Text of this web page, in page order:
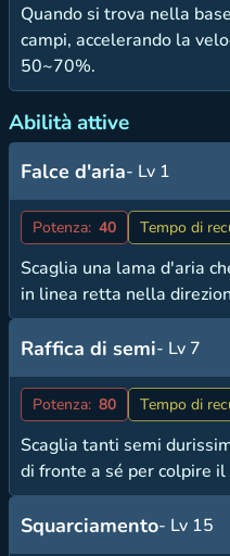
Quando si trova nella
campi, accelerando la
50~70%.
Abilità attive
Falce d'aria- Lv 1
Potenza: 40 Tempo di
Scaglia una lama d'aria
in linea retta nella
Raffica di semi- Lv 7
Potenza: 80 Tempo di
Scaglia tanti semi
di fronte a sé per colpire il
Squarciamento- Lv 15